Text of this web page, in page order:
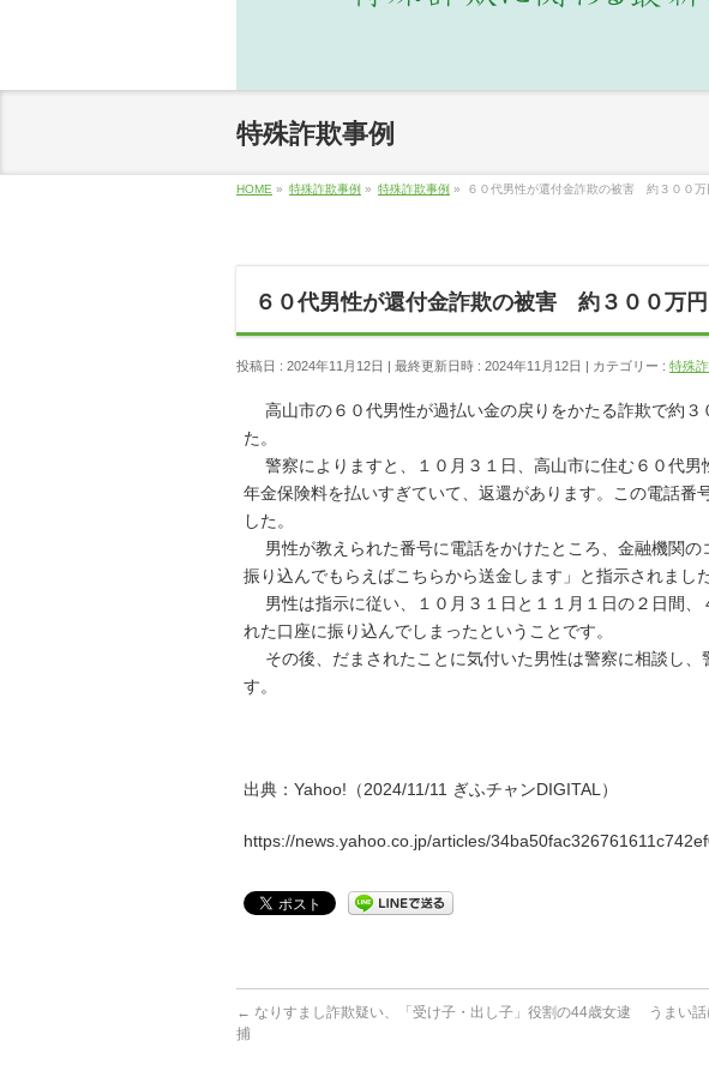
特殊詐欺事例
HOME » 特殊詐欺事例 » 特殊詐欺事例 » ６０代男性が還付金詐欺の被害 約３００万
６０代男性が還付金詐欺の被害 約３００万
投稿日 : 2024年11月12日 最終更新日時 : 2024年11月12日 カテゴリー : 特殊
高山市の６０代男性が過払い金の戻りをかたる詐欺で約３
た。
警察によりますと、１０月３１日、高山市に住む６０代男
年金保険料を払いすぎていて、返還があります。この電話番
した。
男性が教えられた番号に電話をかけたところ、金融機関の
振り込んでもらえばこちらから送金します」と指示されました
男性は指示に従い、１０月３１日と１１月１日の２日間、
れた口座に振り込んでしまったということです。
その後、だまされたことに気付いた男性は警察に相談し、
す。
出典：Yahoo!（2024/11/11 ぎふチャンDIGITAL）
https://news.yahoo.co.jp/articles/
← なりすまし詐欺疑い、「受け子・出し子」役割の44歳女逮
捕
うまい